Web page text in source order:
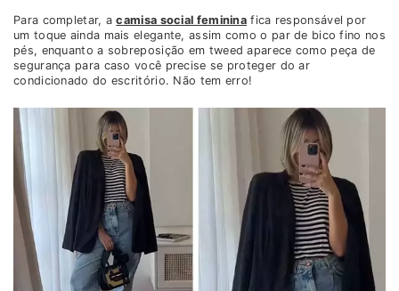
Para completar, acamisa social feminina fica responsável por
um toque ainda mais elegante, assim como o par de bico fino nos
pés, enquanto a sobreposição em tweed aparece como peça de
segurança para caso você precise se proteger do ar
condicionado do escritório. Não tem erro!